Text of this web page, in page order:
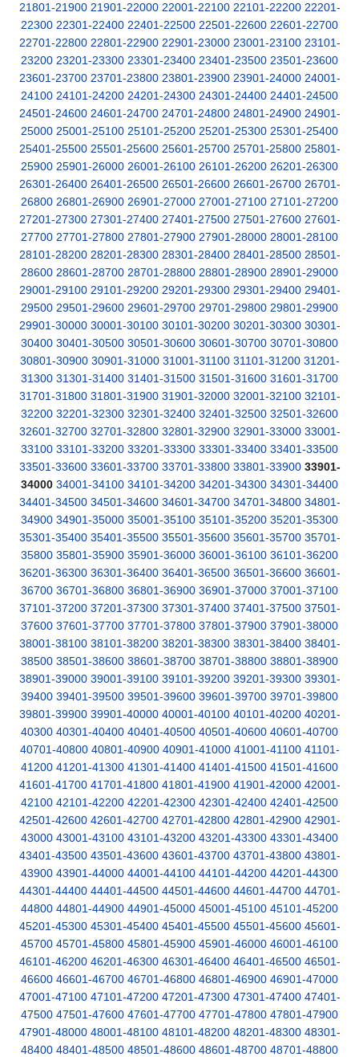
21801-21900 21901-22000 22001-22100 22101-22200 22201-
22300 22301-22400 22401-22500 22501-22600 22601-22700
22701-22800 22801-22900 22901-23000 23001-23100 23101-
23200 23201-23300 23301-23400 23401-23500 23501-23600
23601-23700 23701-23800 23801-23900 23901-24000 24001-
24100 24101-24200 24201-24300 24301-24400 24401-24500
24501-24600 24601-24700 24701-24800 24801-24900 24901-
25000 25001-25100 25101-25200 25201-25300 25301-25400
25401-25500 25501-25600 25601-25700 25701-25800 25801-
25900 25901-26000 26001-26100 26101-26200 26201-26300
26301-26400 26401-26500 26501-26600 26601-26700 26701-
26800 26801-26900 26901-27000 27001-27100 27101-27200
27201-27300 27301-27400 27401-27500 27501-27600 27601-
27700 27701-27800 27801-27900 27901-28000 28001-28100
28101-28200 28201-28300 28301-28400 28401-28500 28501-
28600 28601-28700 28701-28800 28801-28900 28901-29000
29001-29100 29101-29200 29201-29300 29301-29400 29401-
29500 29501-29600 29601-29700 29701-29800 29801-29900
29901-30000 30001-30100 30101-30200 30201-30300 30301-
30400 30401-30500 30501-30600 30601-30700 30701-30800
30801-30900 30901-31000 31001-31100 31101-31200 31201-
31300 31301-31400 31401-31500 31501-31600 31601-31700
31701-31800 31801-31900 31901-32000 32001-32100 32101-
32200 32201-32300 32301-32400 32401-32500 32501-32600
32601-32700 32701-32800 32801-32900 32901-33000 33001-
33100 33101-33200 33201-33300 33301-33400 33401-33500
33501-33600 33601-33700 33701-33800 33801-33900 33901-
34000 34001-34100 34101-34200 34201-34300 34301-34400
34401-34500 34501-34600 34601-34700 34701-34800 34801-
34900 34901-35000 35001-35100 35101-35200 35201-35300
35301-35400 35401-35500 35501-35600 35601-35700 35701-
35800 35801-35900 35901-36000 36001-36100 36101-36200
36201-36300 36301-36400 36401-36500 36501-36600 36601-
36700 36701-36800 36801-36900 36901-37000 37001-37100
37101-37200 37201-37300 37301-37400 37401-37500 37501-
37600 37601-37700 37701-37800 37801-37900 37901-38000
38001-38100 38101-38200 38201-38300 38301-38400 38401-
38500 38501-38600 38601-38700 38701-38800 38801-38900
38901-39000 39001-39100 39101-39200 39201-39300 39301-
39400 39401-39500 39501-39600 39601-39700 39701-39800
39801-39900 39901-40000 40001-40100 40101-40200 40201-
40300 40301-40400 40401-40500 40501-40600 40601-40700
40701-40800 40801-40900 40901-41000 41001-41100 41101-
41200 41201-41300 41301-41400 41401-41500 41501-41600
41601-41700 41701-41800 41801-41900 41901-42000 42001-
42100 42101-42200 42201-42300 42301-42400 42401-42500
42501-42600 42601-42700 42701-42800 42801-42900 42901-
43000 43001-43100 43101-43200 43201-43300 43301-43400
43401-43500 43501-43600 43601-43700 43701-43800 43801-
43900 43901-44000 44001-44100 44101-44200 44201-44300
44301-44400 44401-44500 44501-44600 44601-44700 44701-
44800 44801-44900 44901-45000 45001-45100 45101-45200
45201-45300 45301-45400 45401-45500 45501-45600 45601-
45700 45701-45800 45801-45900 45901-46000 46001-46100
46101-46200 46201-46300 46301-46400 46401-46500 46501-
46600 46601-46700 46701-46800 46801-46900 46901-47000
47001-47100 47101-47200 47201-47300 47301-47400 47401-
47500 47501-47600 47601-47700 47701-47800 47801-47900
47901-48000 48001-48100 48101-48200 48201-48300 48301-
48400 48401-48500 48501-48600 48601-48700 48701-48800